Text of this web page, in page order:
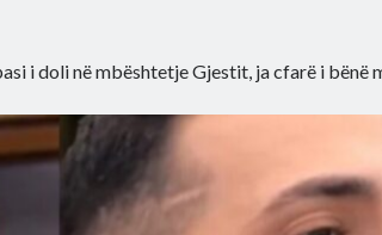
i doli në mbështetje Gjestit, ja cfarë i bënë